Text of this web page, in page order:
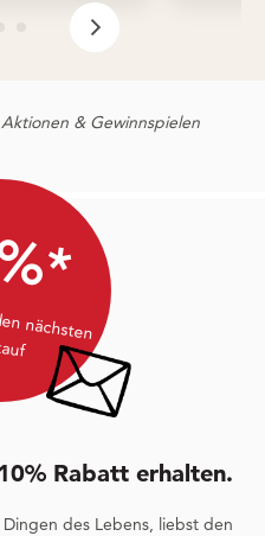
& Gewinnspielen
nächsten
Rabatt erhalten.
des Lebens, liebst den